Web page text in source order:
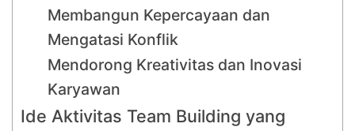
Membangun Kepercayaan dan
Mengatasi Konflik
Mendorong Kreativitas dan Inovasi
Karyawan
Ide Aktivitas Team Building yang